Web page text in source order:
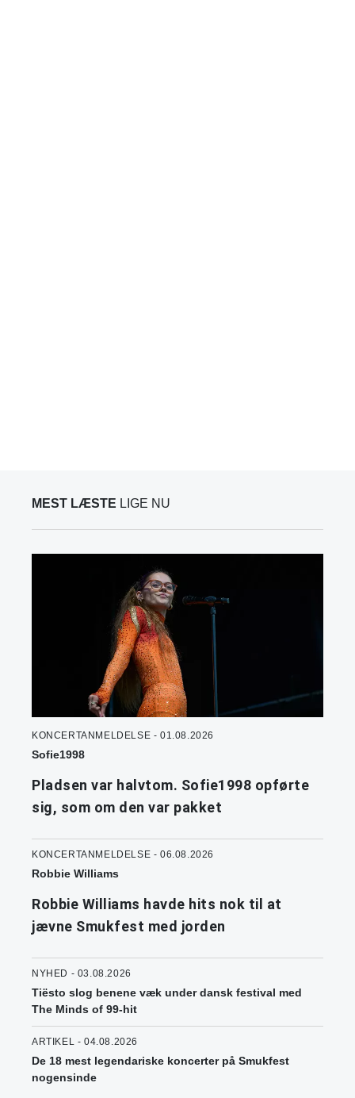
MEST LÆSTE LIGE NU
KONCERTANMELDELSE - 01.08.2026
Sofie1998
Pladsen var halvtom. Sofie1998 opførte
sig, som om den var pakket
KONCERTANMELDELSE - 06.08.2026
Robbie Williams
Robbie Williams havde hits nok til at
jævne Smukfest med jorden
NYHED - 03.08.2026
Tiësto slog benene væk under dansk festival med
The Minds of 99-hit
ARTIKEL - 04.08.2026
De 18 mest legendariske koncerter på Smukfest
nogensinde